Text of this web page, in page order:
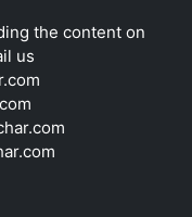
the content on
us